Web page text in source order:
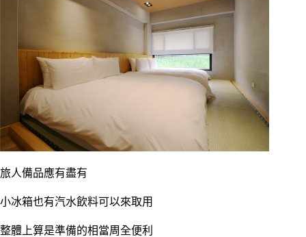
旅人備品應有盡有
小冰箱也有汽水飲料可以來取用
整體上算是準備的相當周全便利